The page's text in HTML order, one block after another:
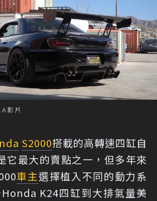
影片
S2000搭載的高轉速四缸自
它最大的賣點之一，但多年來
車主選擇植入不同的動力系
K24四缸到大排氣量美